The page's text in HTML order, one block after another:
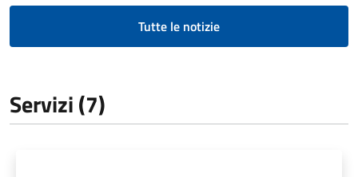
Tutte le notizie
Servizi (7)